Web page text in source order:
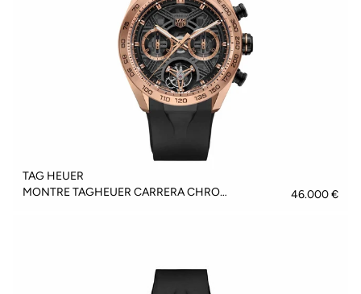
TAG HEUER
MONTRE TAGHEUER CARRERA CHRONOGRAPH TOURBILLON EXTREME SPORT - CBU5050.FT6273
46.000 €